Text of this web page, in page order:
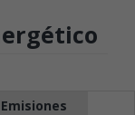
Emisiones